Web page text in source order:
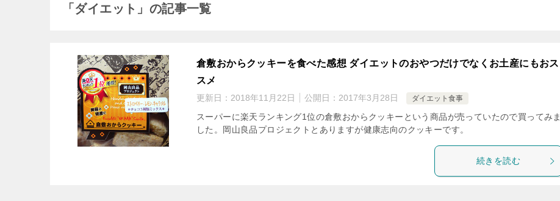
「ダイエット」の記事一覧
倉敷おからクッキーを食べた感想 ダイエットのおやつだけでなくお土産にもおス
スメ
更新日： 2018年11月22日 公開日： 2017年3月28日 ダイエット食事
スーパーに楽天ランキング1位の倉敷おからクッキーという商品が売っていたので買ってみま
した。岡山良品プロジェクトとありますが健康志向のクッキーです。
続きを読む